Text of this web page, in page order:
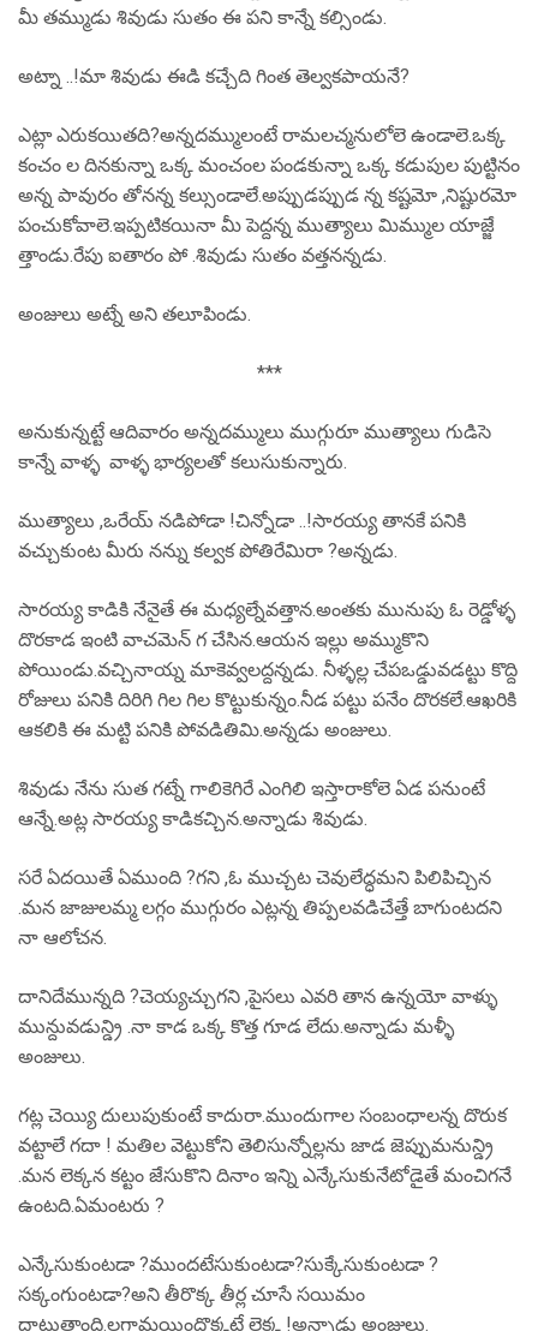
మీ తమ్ముడు శివుడు సుతం ఈ పని కాన్నే కల్సిండు.
అట్నా ..!మా శివుడు ఈడి కచ్చేది గింత తెల్వకపాయనే?
ఎట్లా ఎరుకయితది?అన్నదమ్ములంటే రామలచ్మనులోలె ఉండాలె.ఒక్క
కంచం ల దినకున్నా ఒక్క మంచంల పండకున్నా ఒక్క కడుపుల పుట్టినం
అన్న పావురం తోనన్న కల్సుండాలే.అప్పుడప్పుడ న్న కష్టమో ,నిష్టురమో
పంచుకోవాలె.ఇప్పటికయినా మీ పెద్దన్న ముత్యాలు మిమ్ముల యాజ్జే
త్తాండు.రేపు ఐతారం పో .శివుడు సుతం వత్తనన్నడు.
అంజులు అట్నే అని తలూపిండు.
***
అనుకున్నట్టే ఆదివారం అన్నదమ్ములు ముగ్గురూ ముత్యాలు గుడిసె
కాన్నే వాళ్ళ వాళ్ళ భార్యలతో కలుసుకున్నారు.
ముత్యాలు ,ఒరేయ్ నడిపోడా !చిన్నోడా ..!సారయ్య తానకే పనికి
వచ్చుకుంట మీరు నన్ను కల్వక పోతిరేమిరా ?అన్నడు.
సారయ్య కాడికి నేనైతే ఈ మధ్యల్నేవత్తాన.అంతకు మునుపు ఓ రెడ్డోళ్ళ
దొరకాడ ఇంటి వాచమెన్ గ చేసిన.ఆయన ఇల్లు అమ్ముకొని
పోయిండు.వచ్చినాయ్న మాకెవ్వలద్దన్నడు. నీళ్ళల్ల చేపఒడ్డువడట్టు కొద్ది
రోజులు పనికి దిరిగి గిల గిల కొట్టుకున్నం.నీడ పట్టు పనేం దొరకలే.ఆఖరికి
ఆకలికి ఈ మట్టి పనికి పోవడితిమి.అన్నడు అంజులు.
శివుడు నేను సుత గట్నే గాలికెగిరే ఎంగిలి ఇస్తారాకోలె ఏడ పనుంటే
ఆన్నే.అట్ల సారయ్య కాడికచ్చిన.అన్నాడు శివుడు.
సరే ఏదయితే ఏముంది ?గని ,ఓ ముచ్చట చెవులేద్ధమని పిలిపిచ్చిన
.మన జాజులమ్మ లగ్గం ముగ్గురం ఎట్లన్న తిప్పలవడిచేత్తే బాగుంటదని
నా ఆలోచన.
దానిదేమున్నది ?చెయ్యచ్చుగని ,పైసలు ఎవరి తాన ఉన్నయో వాళ్ళు
మున్దువడున్డ్రి .నా కాడ ఒక్క కొత్త గూడ లేదు.అన్నాడు మళ్ళీ
అంజులు.
గట్ల చెయ్యి దులుపుకుంటే కాదురా.ముందుగాల సంబంధాలన్న దొరుక
వట్టాలే గదా ! మతిల వెట్టుకోని తెలిసున్నోల్లను జాడ జెప్పుమనున్డ్రి
.మన లెక్కన కట్టం జేసుకొని దినాం ఇన్ని ఎన్కేసుకునేటోడైతే మంచిగనే
ఉంటది.ఏమంటరు ?
ఎన్కేసుకుంటడా ?ముందటేసుకుంటడా?సుక్కేసుకుంటడా ?
సక్కంగుంటడా?అని తీరొక్క తీర్ల చూసే సయిమం
దాటుతాంది.లగ్గామయిందొక్కటే లెక్క !అన్నాడు అంజులు.